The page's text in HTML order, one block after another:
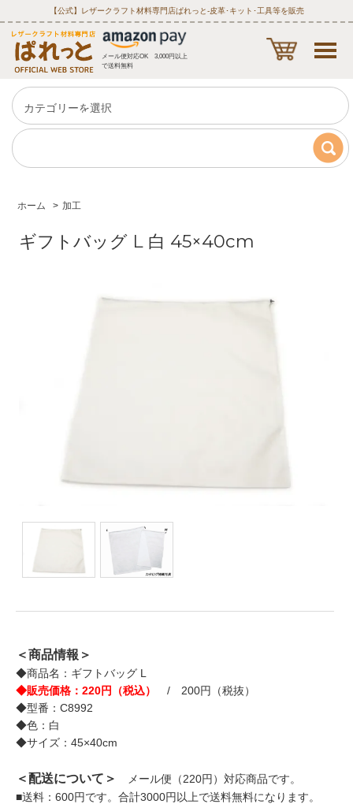
【公式】レザークラフト材料専門店ぱれっと‐皮革･キット･工具等を販売
メール便対応OK 3,000円以上
で送料無料
ホーム > 加工
ギフトバッグ L 白 45×40cm
＜商品情報＞
◆商品名：ギフトバッグ L
◆販売価格：220円（税込）
/ 200円（税抜）
◆型番：C8992
◆色：白
◆サイズ：45×40cm
＜配送について＞
メール便（220円）対応商品です。
■送料：600円です。合計3000円以上で送料無料になります。